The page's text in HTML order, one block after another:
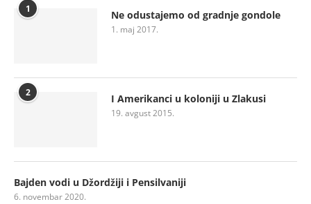
1 Ne odustajemo od gradnje gondole
1. maj 2017.
2 I Amerikanci u koloniji u Zlakusi
19. avgust 2015.
Bajden vodi u Džordžiji i Pensilvaniji
6. novembar 2020.